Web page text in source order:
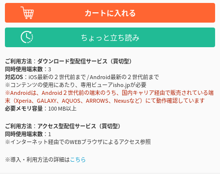
カートに入れる
ちょっと立ち読み
ご利用方法
ダウンロード型配信サービス（買切型）
同時使用端末数
3
対応OS
iOS最新の２世代前まで / Android最新の２世代前まで
※コンテンツの使用にあたり、専用ビューアisho.jpが必要
※Androidは、Android２世代前の端末のうち、国内キャリア経由で販売されている端
末（Xperia、GALAXY、AQUOS、ARROWS、Nexusなど）にて動作確認しています
必要メモリ容量
100 MB以上
ご利用方法
アクセス型配信サービス（買切型）
同時使用端末数
1
※インターネット経由でのWEBブラウザによるアクセス参照
※導入・利用方法の詳細はこちら